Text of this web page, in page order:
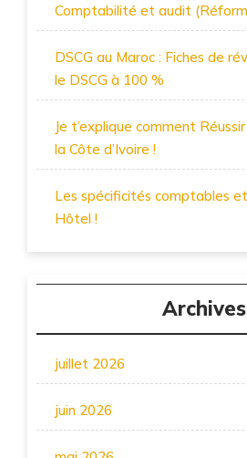
Comptabilité et audit
DSCG au Maroc : Fiches de
le DSCG à 100 %
Je t’explique comment
la Côte d’Ivoire !
Les spécificités comptables
Hôtel !
Archives
juillet 2026
juin 2026